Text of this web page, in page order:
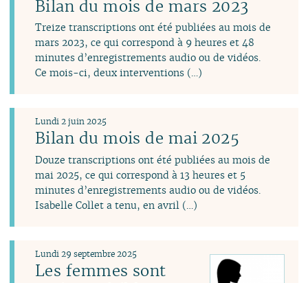
Bilan du mois de mars 2023
Treize transcriptions ont été publiées au mois de
mars 2023, ce qui correspond à 9 heures et 48
minutes d’enregistrements audio ou de vidéos.
Ce mois-ci, deux interventions (…)
Bilan du mois de mai 2025
Lundi 2 juin 2025
Douze transcriptions ont été publiées au mois de
mai 2025, ce qui correspond à 13 heures et 5
minutes d’enregistrements audio ou de vidéos.
Isabelle Collet a tenu, en avril (…)
Les femmes sont
Lundi 29 septembre 2025